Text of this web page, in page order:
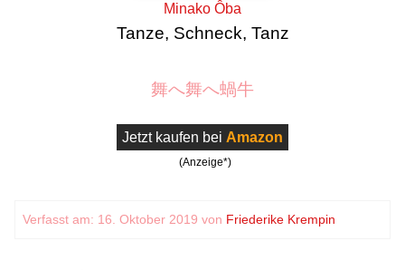
Minako Ôba
Tanze, Schneck, Tanz
舞へ舞へ蝸牛
Jetzt kaufen bei Amazon
(Anzeige*)
Verfasst am: 16. Oktober 2019 von Friederike Krempin